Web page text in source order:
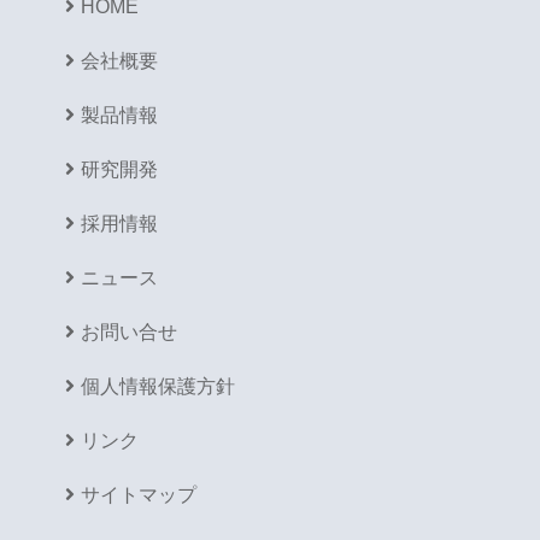
HOME
会社概要
製品情報
研究開発
採用情報
ニュース
お問い合せ
個人情報保護方針
リンク
サイトマップ